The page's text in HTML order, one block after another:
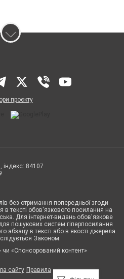
проєкту
індекс: 84107
без отримання попередньої згоди
тексті обов'язкового посилання на
Для інтернет-видань обов'язкове
пошукових систем гіперпосилання
абзацу в тексті або в якості джерела.
Законом.
«Спонсорований контент»
сайту Правила